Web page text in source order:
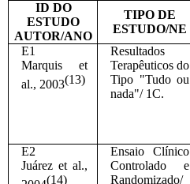
ID DO
ESTUDO
AUTOR/ANO
TIPO DE
ESTUDO/NE
E1
Marquis et
al., 2003(13)
Resultados
Terapêuticos do
Tipo "Tudo ou
nada"/ 1C.
E2
Juárez et al.,
(14)
Ensaio Clínico
Controlado e
Randomizado/